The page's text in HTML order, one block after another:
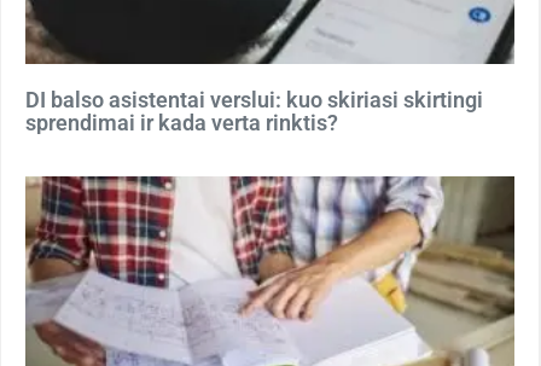
DI balso asistentai verslui: kuo skiriasi skirtingi
sprendimai ir kada verta rinktis?